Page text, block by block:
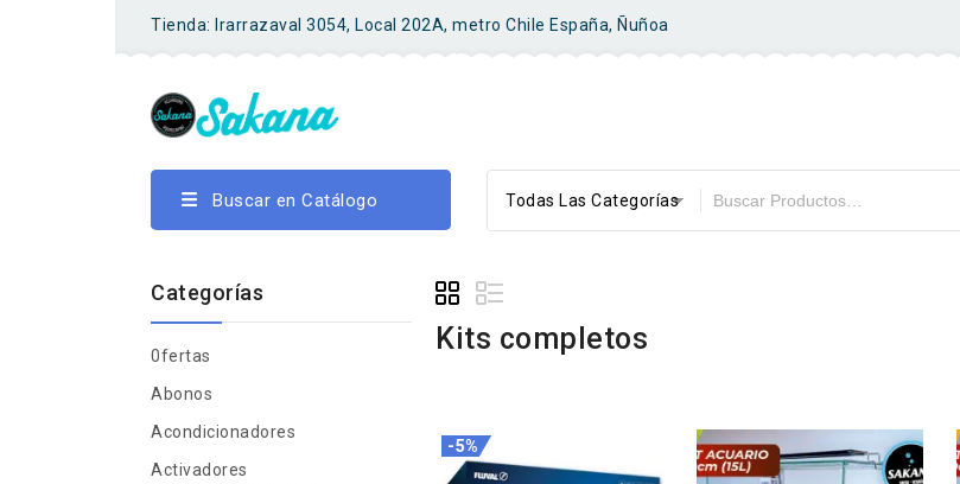
Tienda: Irarrazaval 3054, Local 202A, metro Chile España, Ñuñoa
Buscar en Catálogo Todas Las Categorías
Kits completos
-5%
Categorías
0fertas
Abonos
Acondicionadores
Activadores